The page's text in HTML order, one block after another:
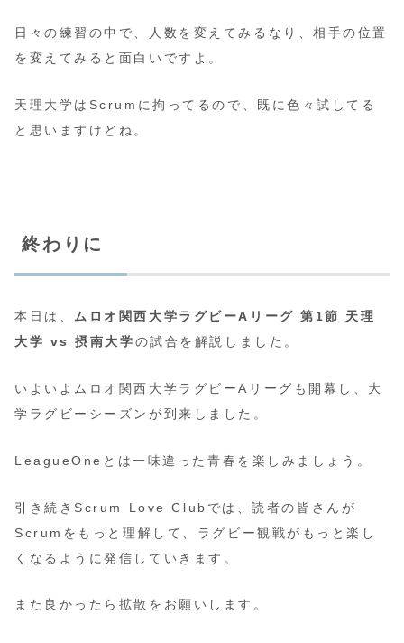
日々の練習の中で、人数を変えてみるなり、相手の位置
を変えてみると面白いですよ。
天理大学はScrumに拘ってるので、既に色々試してる
と思いますけどね。
終わりに
本日は、 ムロオ関西大学ラグビーAリーグ 第1節 天理
大学 vs 摂南大学の試合を解説しました。
いよいよムロオ関西大学ラグビーAリーグも開幕し、大
学ラグビーシーズンが到来しました。
LeagueOneとは一味違った青春を楽しみましょう。
引き続きScrum Love Clubでは、読者の皆さんが
Scrumをもっと理解して、ラグビー観戦がもっと楽し
くなるように発信していきます。
また良かったら拡散をお願いします。